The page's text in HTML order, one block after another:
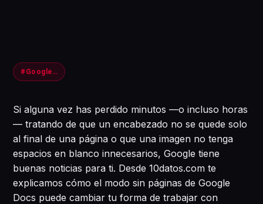
#GoogleDocs #Productividad #Gaming
Si alguna vez has perdido minutos —o incluso horas
— tratando de que un encabezado no se quede solo
al final de una página o que una imagen no tenga
espacios en blanco innecesarios, Google tiene
buenas noticias para ti. Desde 10datos.com te
explicamos cómo el modo sin páginas de Google
Docs puede cambiar tu forma de trabajar con